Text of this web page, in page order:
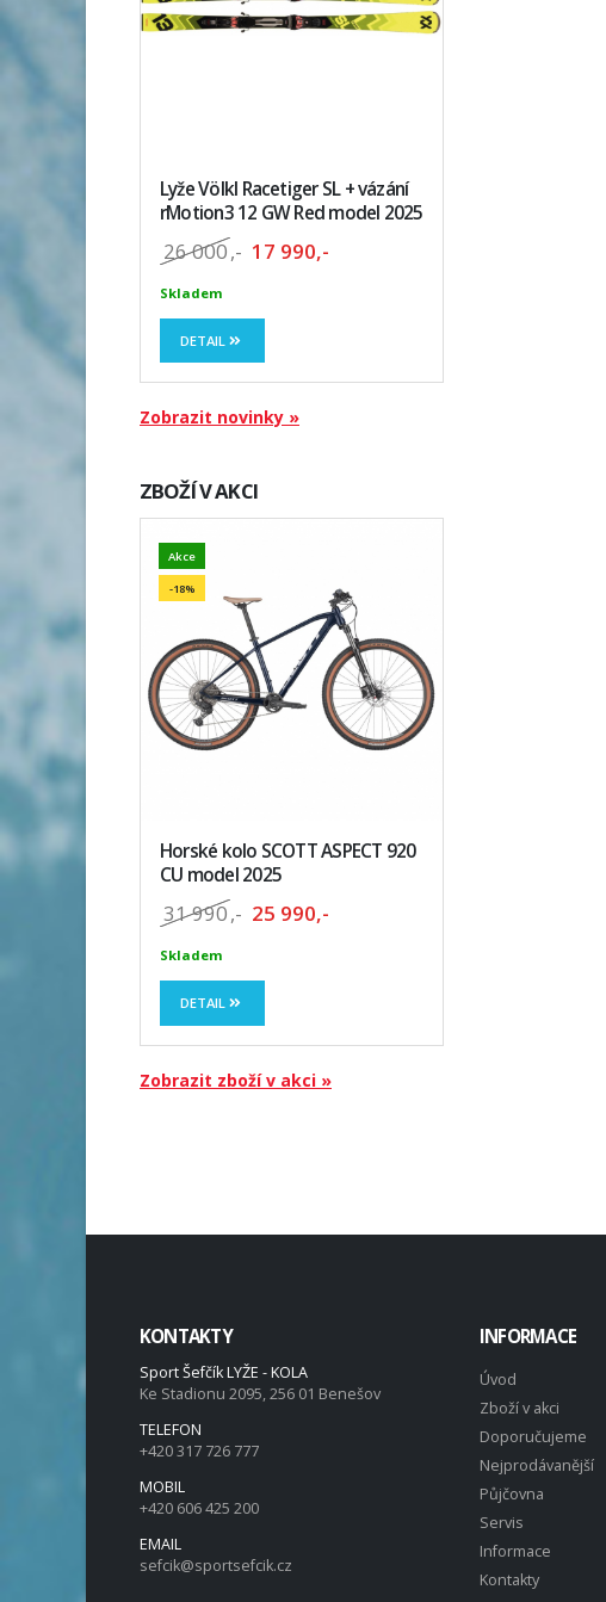
Lyže Völkl Racetiger SL + vázání
rMotion3 12 GW Red model 2025
26 000,- 17 990,-
Skladem
DETAIL
Zobrazit novinky »
ZBOŽÍ V AKCI
Akce
-18%
Horské kolo SCOTT ASPECT 920
CU model 2025
31 990,- 25 990,-
Skladem
DETAIL
Zobrazit zboží v akci »
KONTAKTY
Sport Šefčík LYŽE - KOLA
Ke Stadionu 2095, 256 01 Benešov
TELEFON
+420 317 726 777
MOBIL
+420 606 425 200
EMAIL
sefcik@sportsefcik.cz
INFORMACE
Úvod
Zboží v akci
Doporučujeme
Nejprodávanější
Půjčovna
Servis
Informace
Kontakty